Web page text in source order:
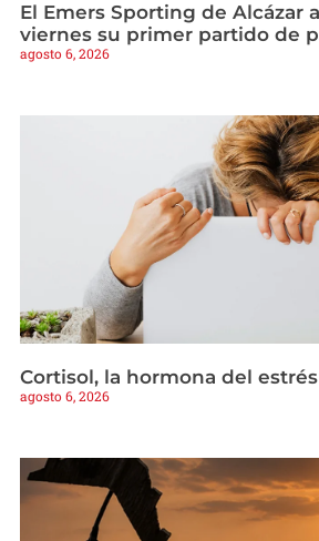
El Emers Sporting de Alcázar
viernes su primer partido de
agosto 6, 2026
Cortisol, la hormona del estrés
agosto 6, 2026